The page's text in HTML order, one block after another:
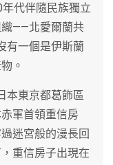
代伴隨民族獨立
織——北愛爾蘭共
有一個是伊斯蘭
。
本東京都葛飾區
軍首領重信房
迷宮般的漫長回
重信房子出現在